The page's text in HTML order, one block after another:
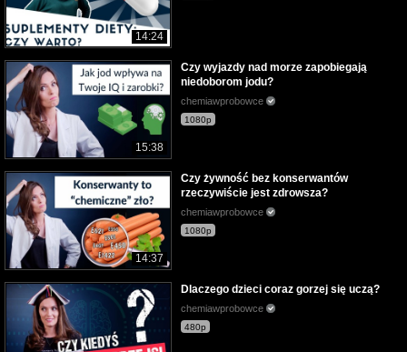
14:24
15:38
Czy wyjazdy nad morze zapobiegają
niedoborom jodu?
chemiawprobowce
1080p
14:37
Czy żywność bez konserwantów
rzeczywiście jest zdrowsza?
chemiawprobowce
1080p
Dlaczego dzieci coraz gorzej się uczą?
chemiawprobowce
480p